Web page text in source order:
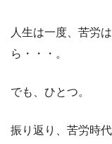
人生は一度、苦労
ら・・・。
でも、ひとつ。
振り返り、苦労時